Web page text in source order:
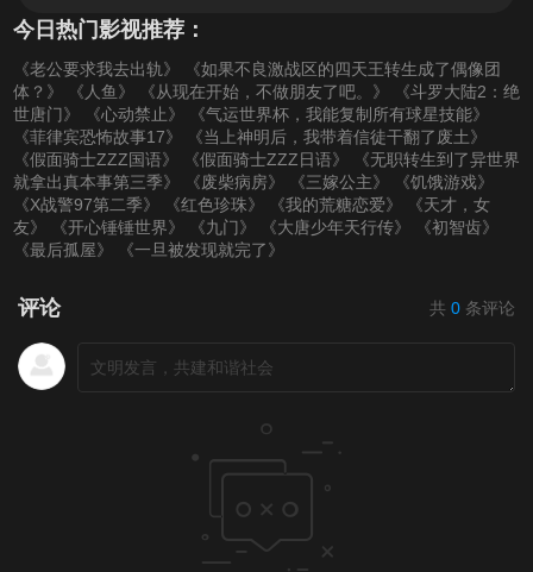
今日热门影视推荐：
《老公要求我去出轨》
《如果不良激战区的四天王转生成了偶像团
体？》
《人鱼》 《从现在开始，不做朋友了吧。》
《斗罗大陆2：绝
世唐门》
《心动禁止》
《气运世界杯，我能复制所有球星技能》
《菲律宾恐怖故事17》
《当上神明后，我带着信徒干翻了废土》
《假面骑士ZZZ国语》
《假面骑士ZZZ日语》
《无职转生到了异世界
就拿出真本事第三季》
《废柴病房》 《三嫁公主》
《饥饿游戏》
《X战警97第二季》
《红色珍珠》 《我的荒糖恋爱》
《天才，女
友》
《开心锤锤世界》 《九门》 《大唐少年天行传》
《初智齿》
《最后孤屋》
《一旦被发现就完了》
评论 共 0 条评论